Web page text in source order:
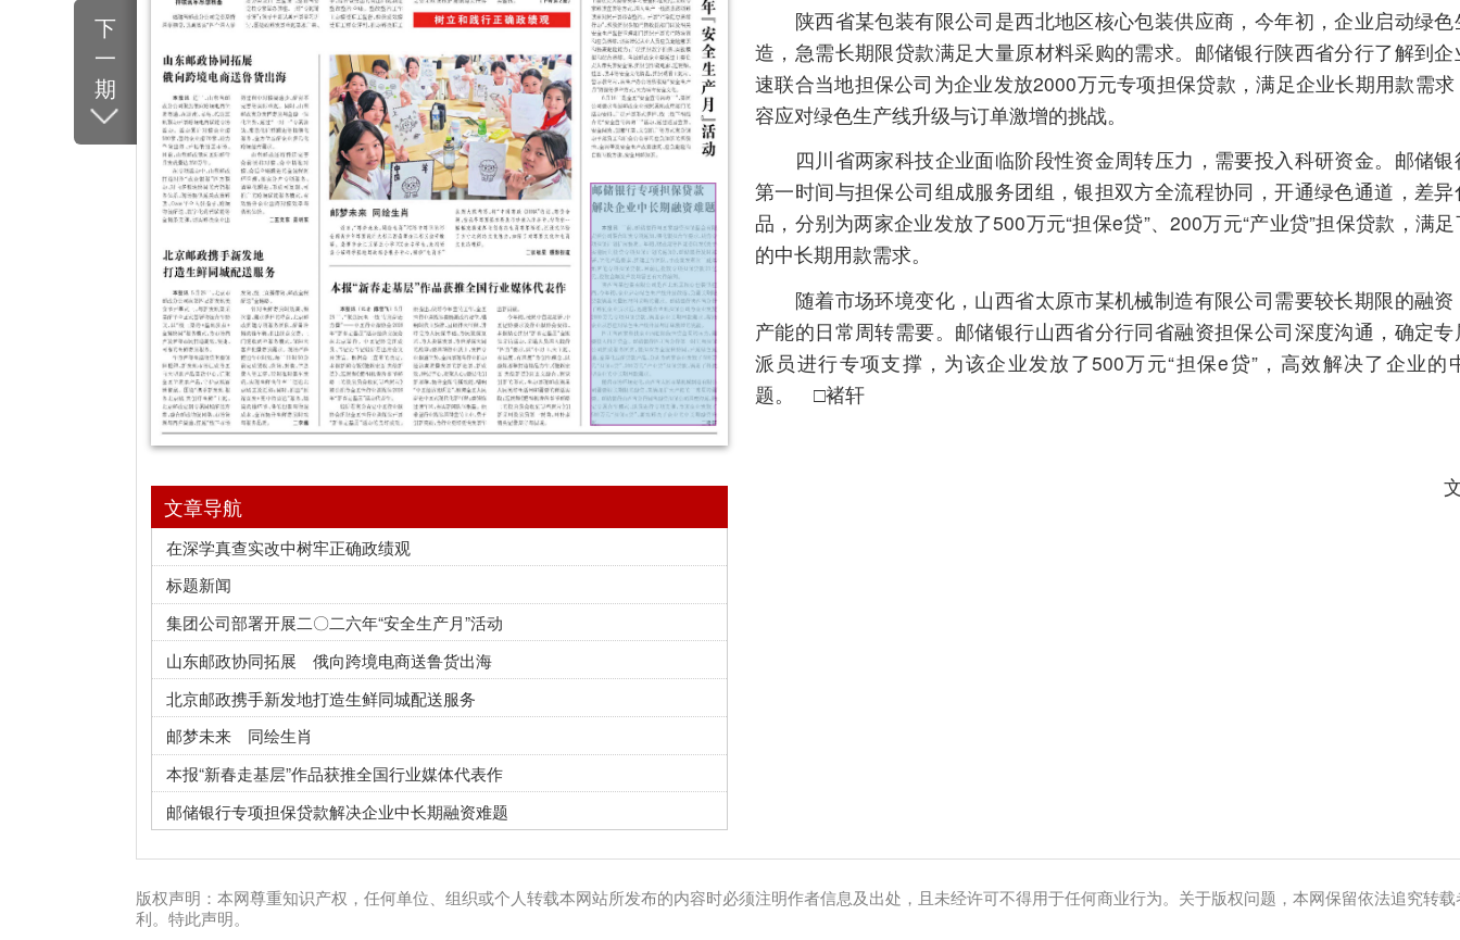
分
享
文章导航
在深学真查实改中树牢正确政绩观
标题新闻
集团公司部署开展二〇二六年“安全生产月”活动
山东邮政协同拓展 俄向跨境电商送鲁货出海
北京邮政携手新发地打造生鲜同城配送服务
邮梦未来 同绘生肖
本报“新春走基层”作品获推全国行业媒体代表作
邮储银行专项担保贷款解决企业中长期融资难题
四川省两家科技企业面临阶段性资金周转压力，需要投入科研资金。邮储银行四川省分行
第一时间与担保公司组成服务团组，银担双方全流程协同，开通绿色通道，差异化匹配贷款产
品，分别为两家企业发放了500万元“担保e贷”、200万元“产业贷”担保贷款，满足了科技型企业
的中长期用款需求。
随着市场环境变化，山西省太原市某机械制造有限公司需要较长期限的融资，来满足扩大
产能的日常周转需要。邮储银行山西省分行同省融资担保公司深度沟通，确定专属合作模式，
派员进行专项支撑，为该企业发放了500万元“担保e贷”，高效解决了企业的中长期融资难
题。 □褚轩
版权声明：本网尊重知识产权，任何单位、组织或个人转载本网站所发布的内容时必须注明作者信息及出处，且未经许可不得用于任何商业行为。关于版权问题，本网保留依法追究转载者法律责任的权
利。特此声明。
《中国邮政报》社有限公司版权所有
违法和不良信息举报电话： 010-83161158 举报邮箱：